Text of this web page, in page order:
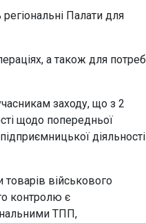
Палати для
а також для потреб
заходу, що з 2
щодо попередньої
діяльності
військового
контролю є
ТПП,